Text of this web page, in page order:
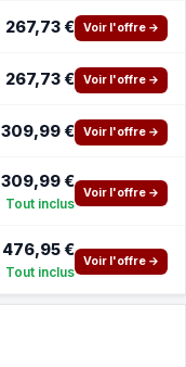
267,73 € Voir l'offre →
267,73 € Voir l'offre →
309,99 € Voir l'offre →
309,99 €
Tout inclus
Voir l'offre →
476,95 €
Tout inclus
Voir l'offre →